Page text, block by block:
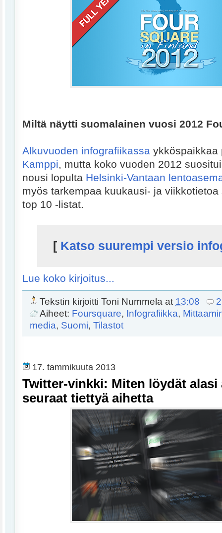
Miltä näytti suomalainen vuosi 2012
Alkuvuoden infografiikassa
Kamppi, mutta koko vuoden 2012
nousi lopulta Helsinki-Vantaan
myös tarkempaa kuukausi- ja
top 10 -listat.
[ Katso suurempi versio
Lue koko kirjoitus...
Tekstin kirjoitti Toni Nummela at 13:08
Aiheet: Foursquare, Infografiikka,
media, Suomi, Tilastot
17. tammikuuta 2013
Twitter-vinkki: Miten löydät
seuraat tiettyä aihetta